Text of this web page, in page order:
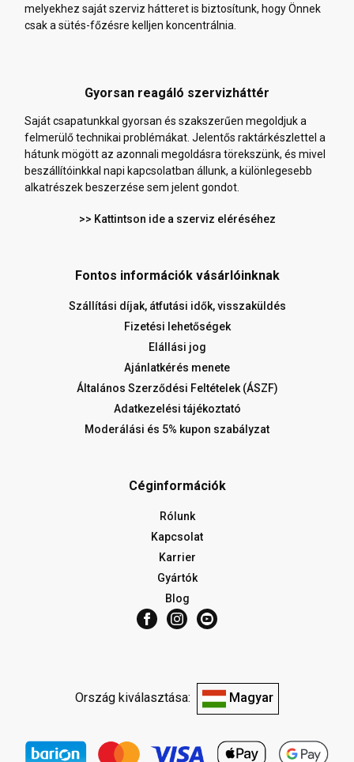
melyekhez saját szerviz hátteret is biztosítunk, hogy Önnek
csak a sütés-főzésre kelljen koncentrálnia.
Gyorsan reagáló szervizháttér
Saját csapatunkkal gyorsan és szakszerűen megoldjuk a
felmerülő technikai problémákat. Jelentős raktárkészlettel a
hátunk mögött az azonnali megoldásra törekszünk, és mivel
beszállítóinkkal napi kapcsolatban állunk, a különlegesebb
alkatrészek beszerzése sem jelent gondot.
>> Kattintson ide a szerviz eléréséhez
Fontos információk vásárlóinknak
Szállítási díjak, átfutási idők, visszaküldés
Fizetési lehetőségek
Elállási jog
Ajánlatkérés menete
Általános Szerződési Feltételek (ÁSZF)
Adatkezelési tájékoztató
Moderálási és 5% kupon szabályzat
Céginformációk
Rólunk
Kapcsolat
Karrier
Gyártók
Blog
Ország kiválasztása: Magyar